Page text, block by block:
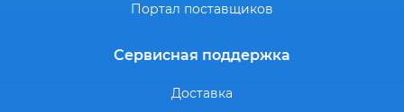
Портал поставщиков
Сервисная поддержка
Доставка